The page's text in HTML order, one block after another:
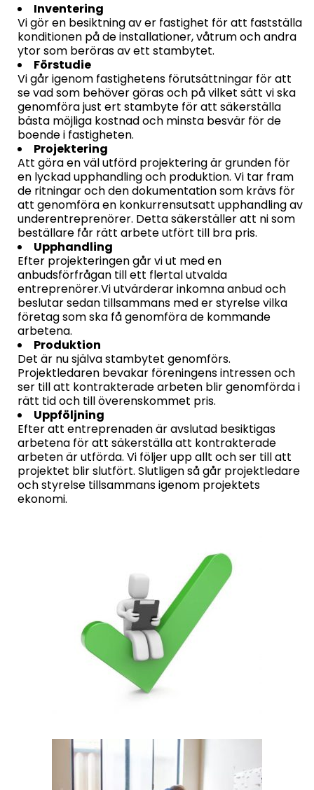
Inventering
Vi gör en besiktning av er fastighet för att fastställa
konditionen på de installationer, våtrum och andra
ytor som beröras av ett stambytet.
Förstudie
Vi går igenom fastighetens förutsättningar för att
se vad som behöver göras och på vilket sätt vi ska
genomföra just ert stambyte för att säkerställa
bästa möjliga kostnad och minsta besvär för de
boende i fastigheten.
Projektering
Att göra en väl utförd projektering är grunden för
en lyckad upphandling och produktion. Vi tar fram
de ritningar och den dokumentation som krävs för
att genomföra en konkurrensutsatt upphandling av
underentreprenörer. Detta säkerställer att ni som
beställare får rätt arbete utfört till bra pris.
Upphandling
Efter projekteringen går vi ut med en
anbudsförfrågan till ett flertal utvalda
entreprenörer.Vi utvärderar inkomna anbud och
beslutar sedan tillsammans med er styrelse vilka
företag som ska få genomföra de kommande
arbetena.
Produktion
Det är nu själva stambytet genomförs.
Projektledaren bevakar föreningens intressen och
ser till att kontrakterade arbeten blir genomförda i
rätt tid och till överenskommet pris.
Uppföljning
Efter att entreprenaden är avslutad besiktigas
arbetena för att säkerställa att kontrakterade
arbeten är utförda. Vi följer upp allt och ser till att
projektet blir slutfört. Slutligen så går projektledare
och styrelse tillsammans igenom projektets
ekonomi.